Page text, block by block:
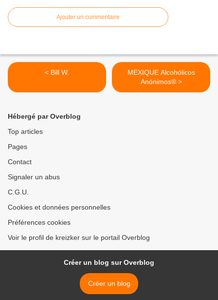
Ajouter un commentaire
< Bill W.
MEXIQUE Alcohólicos
Anónimos® >
Hébergé par Overblog
Top articles
Pages
Contact
Signaler un abus
C.G.U.
Cookies et données personnelles
Préférences cookies
Voir le profil de kreizker sur le portail Overblog
Créer un blog sur Overblog
Créer un blog